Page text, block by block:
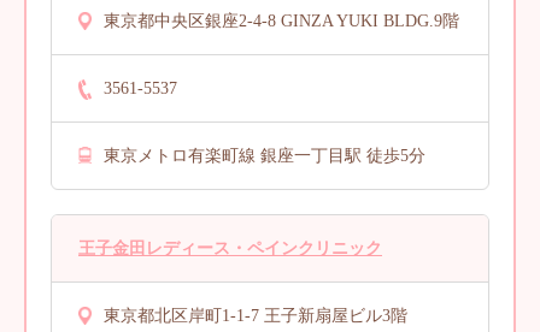
東京都中央区銀座2-4-8 GINZA YUKI BLDG.9階
3561-5537
東京メトロ有楽町線 銀座一丁目駅 徒歩5分
王子金田レディース・ペインクリニック
東京都北区岸町1-1-7 王子新扇屋ビル3階